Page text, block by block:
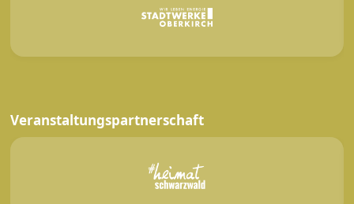
Veranstaltungspartnerschaft